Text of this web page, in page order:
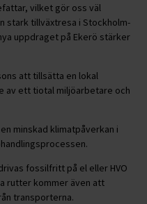
vilket gör oss väl
stark tillväxtresa i Stockholm-
uppdraget på Ekerö stärker
att tillsätta en lokal
av ett tiotal miljöarbetare och
minskad klimatpåverkan i
fossilfritt på el eller HVO
rutter kommer även att
transporterna.